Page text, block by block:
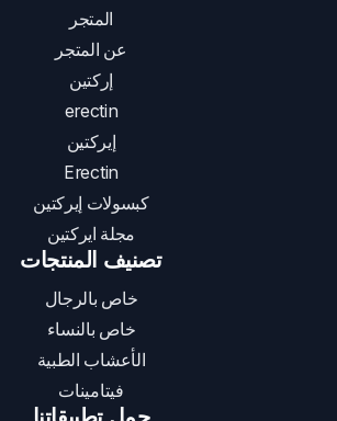
المتجر
عن المتجر
إركتين
erectin
إيركتين
Erectin
كبسولات إيركتين
مجلة ايركتين
تصنيف المنتجات
خاص بالرجال
خاص بالنساء
الأعشاب الطبية
فيتامينات